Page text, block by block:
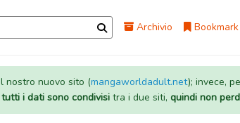
Archivio Bookmark
nostro nuovo sito (mangaworldadult.net); invece,
tutti i dati sono condivisitra i due siti, quindi non